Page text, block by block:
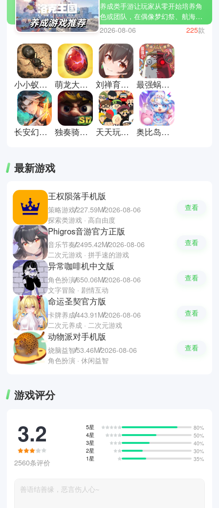
养成类手游让玩家从零开始培养角
色或团队，在偶像梦幻祭、航海王
热血航线、少女前线中通过训练、
升级和策略安排，不断提升角色能
力和战斗实力。游戏拥有丰富的任
务和关卡，玩家可以自由选择培养
方向，合理搭配技能和装备，逐步
解锁更多玩法与剧情内容。精美画
面和多样互动系统让每一次培养都
充满代入感，策略与成长紧密结
合，推动玩家持续投入游戏世界。
2026-08-06 225款
小小蚁国安卓版 萌龙大乱斗手机版 刘禅育成计划完整版 最强蜗牛官方版
长安幻想手游 独奏骑士官方版 天天玩乐园最新版 奥比岛梦想国度手游
最新游戏
王权陨落手机版
策略游戏227.59M2026-08-06
探索类游戏 · 高自由度
查看
Phigros音游官方正版
音乐节奏2495.42M2026-08-06
二次元游戏 · 拼手速的游戏
查看
异常咖啡机中文版
角色扮演650.06M2026-08-06
文字冒险 · 剧情互动
查看
命运圣契官方版
卡牌养成443.91M2026-08-06
二次元养成 · 二次元游戏
查看
动物派对手机版
烧脑益智53.46M2026-08-06
角色扮演 · 休闲益智
查看
游戏评分
3.2
2560条评价
5星
80%
4星
50%
3星
40%
2星
30%
1星
35%